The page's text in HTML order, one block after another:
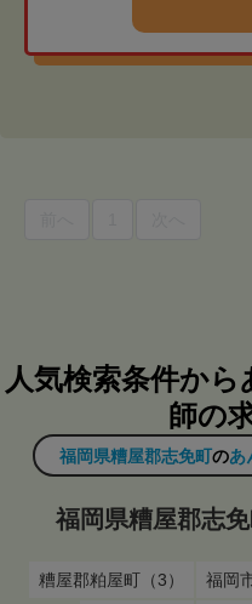
人気検索条件か
師の
福岡県糟屋郡志免町のあ
福岡県糟屋郡志
糟屋郡粕屋町（3） 福岡